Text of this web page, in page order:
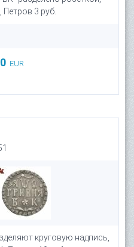
Петров 3 руб.
EUR
круговую надпись,